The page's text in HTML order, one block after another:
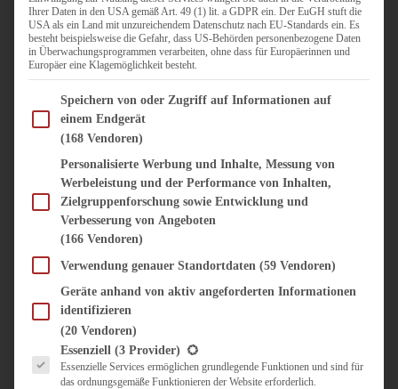
PASTA & NUDELGERICHTE
PIZZA, TARTES & QUICHES
REIS & RISOTTO
SALATE & SNACKS
SUPPENKASPEREIEN
VORSPEISEN
SÜSS & HERZHAFT
BROTAUFSTRICH
DIPS, SAUCEN, CHUTNEYS
KÜCHENGESCHENKE
UNTERWEGS
Ihrer Daten in den USA gemäß Art. 49 (1) lit. a GDPR ein. Der EuGH stuft die
USA als ein Land mit unzureichendem Datenschutz nach EU-Standards ein. Es
besteht beispielsweise die Gefahr, dass US-Behörden personenbezogene Daten
in Überwachungsprogrammen verarbeiten, ohne dass für Europäerinnen und
Europäer eine Klagemöglichkeit besteht.
Im Folgenden finden Sie eine Liste der Zwecke des IAB Transparency and Consent
Speichern von oder Zugriff auf Informationen auf
einem Endgerät
(168 Vendoren)
Personalisierte Werbung und Inhalte, Messung von
Werbeleistung und der Performance von Inhalten,
Zielgruppenforschung sowie Entwicklung und
Verbesserung von Angeboten
(166 Vendoren)
Verwendung genauer Standortdaten (59 Vendoren)
Geräte anhand von aktiv angeforderten Informationen
identifizieren
(20 Vendoren)
Es folgt eine Liste der Service-Gruppen, für die eine Einwilligung erteilt werden
Essenziell (3 Provider)
Essenzielle Services ermöglichen grundlegende Funktionen und sind für
das ordnungsgemäße Funktionieren der Website erforderlich.